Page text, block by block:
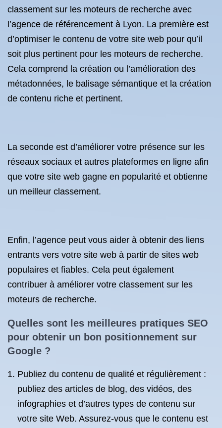
classement sur les moteurs de recherche avec
l’agence de référencement à Lyon. La première est
d’optimiser le contenu de votre site web pour qu’il
soit plus pertinent pour les moteurs de recherche.
Cela comprend la création ou l’amélioration des
métadonnées, le balisage sémantique et la création
de contenu riche et pertinent.
La seconde est d’améliorer votre présence sur les
réseaux sociaux et autres plateformes en ligne afin
que votre site web gagne en popularité et obtienne
un meilleur classement.
Enfin, l’agence peut vous aider à obtenir des liens
entrants vers votre site web à partir de sites web
populaires et fiables. Cela peut également
contribuer à améliorer votre classement sur les
moteurs de recherche.
Quelles sont les meilleures pratiques SEO
pour obtenir un bon positionnement sur
Google ?
Publiez du contenu de qualité et régulièrement :
publiez des articles de blog, des vidéos, des
infographies et d’autres types de contenu sur
votre site Web. Assurez-vous que le contenu est